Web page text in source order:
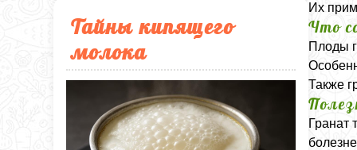
Тайны кипящего
молока
Их
Что
Плоды
Также
Гранат